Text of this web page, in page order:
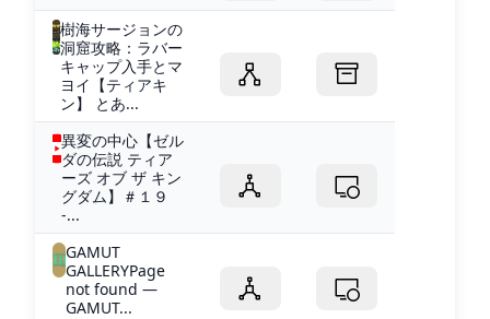
樹海サージョンの
洞窟攻略：ラバー
キャップ入手とマ
ヨイ【ティアキ
ン】 とあ...
異変の中心【ゼル
ダの伝説 ティア
ーズ オブ ザ キン
グダム】＃１９
-...
GAMUT
GALLERYPage
not found —
GAMUT...